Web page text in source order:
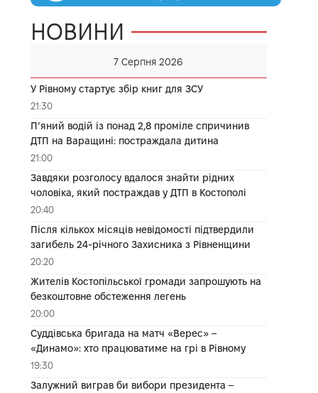
НОВИНИ
7 Серпня 2026
У Рівному стартує збір книг для ЗСУ
21:30
П’яний водій із понад 2,8 проміле спричинив
ДТП на Варащині: постраждала дитина
21:00
Завдяки розголосу вдалося знайти рідних
чоловіка, який постраждав у ДТП в Костополі
20:40
Після кількох місяців невідомості підтвердили
загибель 24-річного Захисника з Рівненщини
20:20
Жителів Костопільської громади запрошують на
безкоштовне обстеження легень
20:00
Суддівська бригада на матч «Верес» –
«Динамо»: хто працюватиме на грі в Рівному
19:30
Залужний виграв би вибори президента –